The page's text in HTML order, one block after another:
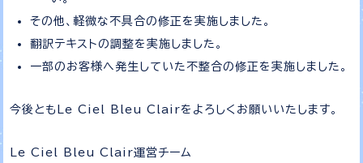
その他、軽微な不具合の修正を実施しました。
翻訳テキストの調整を実施しました。
一部のお客様へ発生していた不整合の修正を実施しました。
今後ともLe Ciel Bleu Clairをよろしくお願いいたします。
Le Ciel Bleu Clair運営チーム